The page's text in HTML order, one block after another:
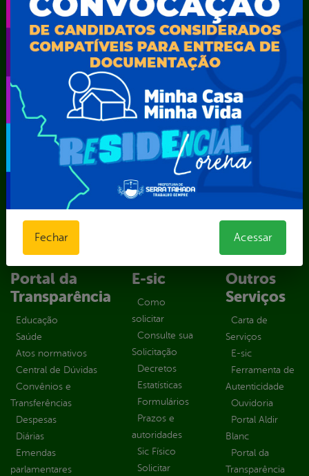
Secretaria Municipal de Administração – SAD
Secretaria Municipal de Agricultura e Recursos Hídricos –
SEMARH / Secretaria de Agricultura Familiar – SEMAF
Secretaria Municipal de Educação – SEST
Secretaria Municipal de Esporte e Lazer – SEMEL
Secretaria Municipal de Finanças – SECFIN
Secretaria Municipal de Governo – SEGOV
Secretaria Municipal de Meio Ambiente – SEMA
Secretaria Municipal de Planejamento e Gestão – SEPLAG
Secretaria Municipal de Relações Institucionais – SEMRI
Secretaria Municipal de Saúde – SMS
Secretaria Municipal de Serviços Públicos – SEMUSP
Talhada-STTRANS
Portal da
Transparência
Educação
Saúde
Atos normativos
Central de Dúvidas
Convênios e
Transferências
Despesas
Diárias
Emendas
parlamentares
E-sic
Como
solicitar
Consulte sua
Solicitação
Decretos
Estatísticas
Formulários
Prazos e
autoridades
Sic Físico
Solicitar
Outros
Serviços
Carta de
Serviços
E-sic
Ferramenta de
Autenticidade
Ouvidoria
Portal Aldir
Blanc
Portal da
Transparência
Fechar Acessar